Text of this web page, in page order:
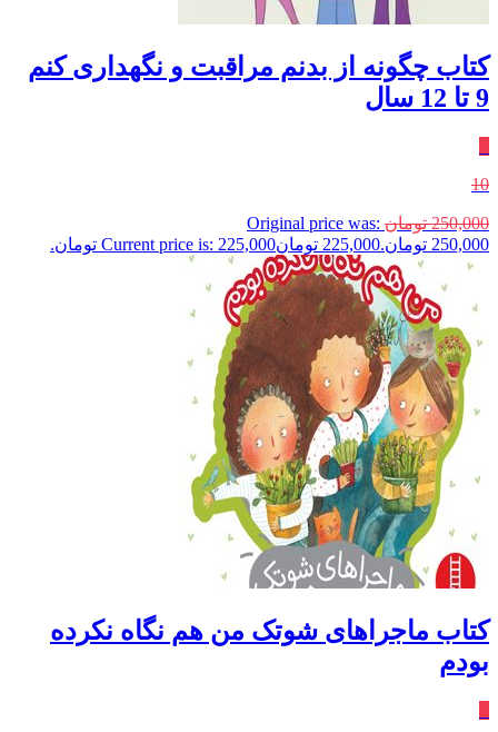
کتاب چگونه از بدنم مراقبت و نگهداری کنم
9 تا 12 سال
10
250,000 تومان Original price was:
250,000 تومان.
225,000 تومانCurrent price is: 225,000 تومان.
کتاب ماجراهای شوتک من هم نگاه نکرده
بودم